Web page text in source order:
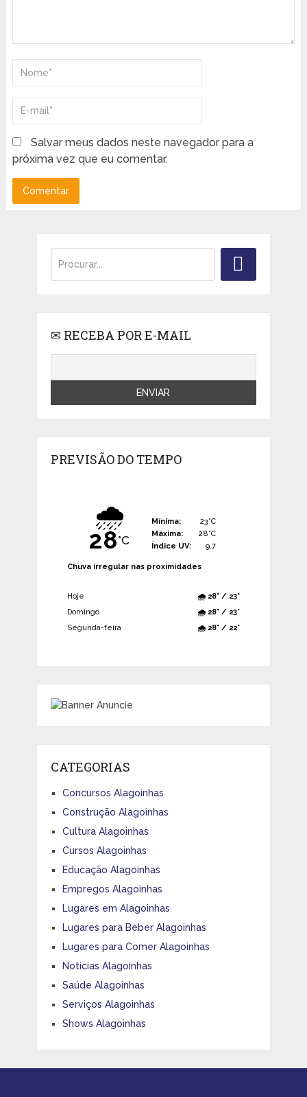
Salvar meus dados neste navegador para a
próxima vez que eu comentar.
✉ RECEBA POR E-MAIL
PREVISÃO DO TEMPO
🌧️
28°C
Mínima:
23°C
Máxima:
28°C
Índice UV:
9.7
Chuva irregular nas proximidades
Hoje
🌧️ 28° / 23°
Domingo
🌧️ 28° / 23°
Segunda-feira
🌧️ 28° / 22°
CATEGORIAS
Concursos Alagoinhas
Construção Alagoinhas
Cultura Alagoinhas
Cursos Alagoinhas
Educação Alagoinhas
Empregos Alagoinhas
Lugares em Alagoinhas
Lugares para Beber Alagoinhas
Lugares para Comer Alagoinhas
Notícias Alagoinhas
Saúde Alagoinhas
Serviços Alagoinhas
Shows Alagoinhas